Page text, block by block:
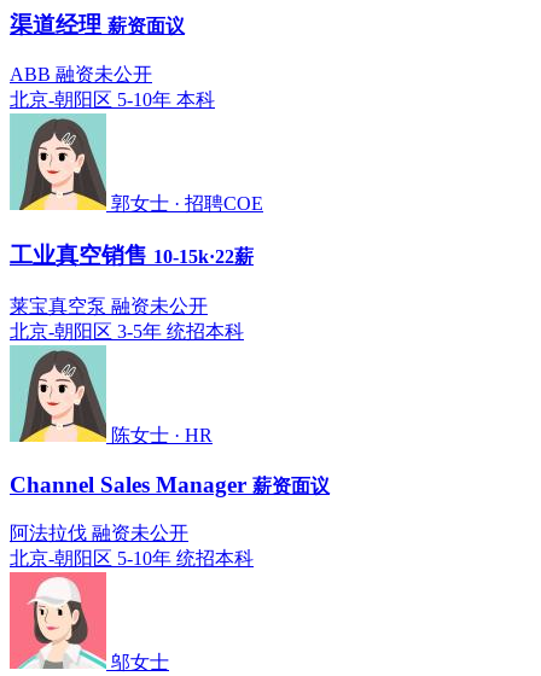
渠道经理 薪资面议
ABB 融资未公开
北京-朝阳区 5-10年 本科
郭女士 · 招聘COE
工业真空销售 10-15k·22薪
莱宝真空泵 融资未公开
北京-朝阳区 3-5年 统招本科
陈女士 · HR
Channel Sales Manager 薪资面议
阿法拉伐 融资未公开
北京-朝阳区 5-10年 统招本科
邬女士